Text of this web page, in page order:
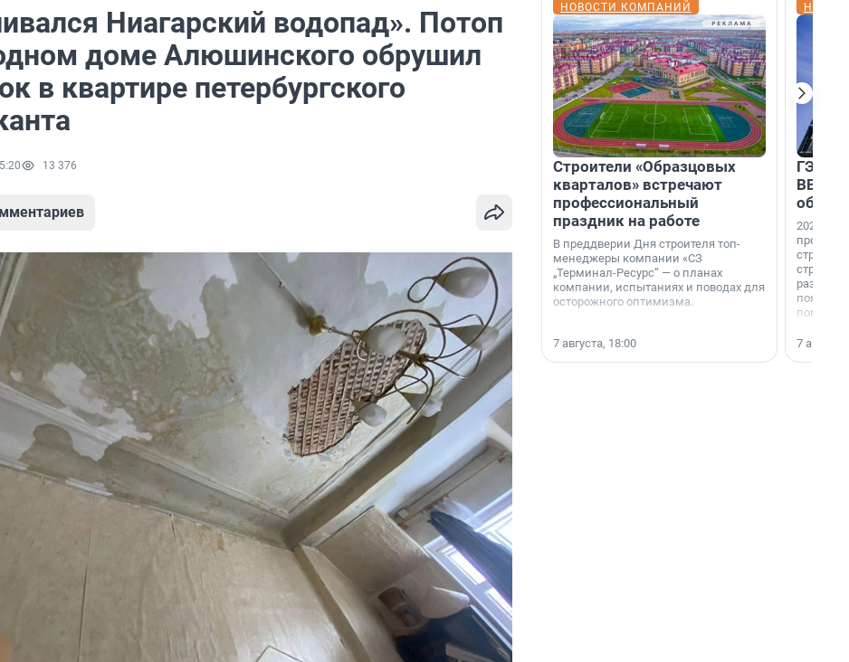
Ниагарский водопад». Потоп
доме Алюшинского обрушил
в квартире петербургского
13 376
НОВОСТИ КОМПАНИЙ
Строители «Образцовых
кварталов» встречают
профессиональный
праздник на работе
В преддверии Дня строителя топ-
менеджеры компании «СЗ
„Терминал-Ресурс“ — о планах
компании, испытаниях и поводах для
осторожного оптимизма.
7 августа, 18:00
ГЭС,
ВВП: в
об
2026-й —
раз. В
7